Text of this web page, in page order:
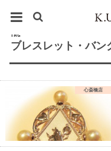
TAG
ブレスレット・バン
心斎橋店